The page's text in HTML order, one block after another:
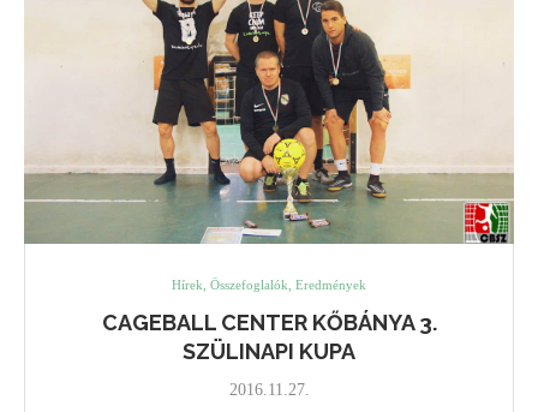
Hírek, Összefoglalók, Eredmények
CAGEBALL CENTER KŐBÁNYA 3.
SZÜLINAPI KUPA
2016.11.27.